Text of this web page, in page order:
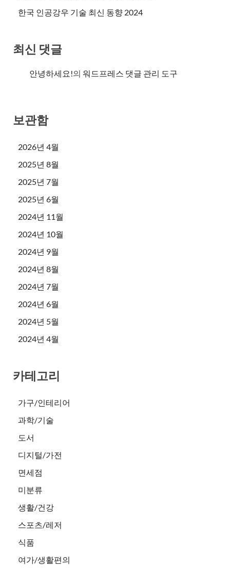
한국 인공강우 기술 최신 동향 2024
최신 댓글
안녕하세요!의 워드프레스 댓글 관리 도구
보관함
2026년 4월
2025년 8월
2025년 7월
2025년 6월
2024년 11월
2024년 10월
2024년 9월
2024년 8월
2024년 7월
2024년 6월
2024년 5월
2024년 4월
카테고리
가구/인테리어
과학/기술
도서
디지털/가전
면세점
미분류
생활/건강
스포츠/레저
식품
여가/생활편의